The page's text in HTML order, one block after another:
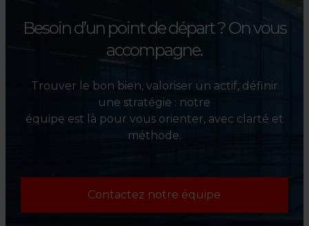
Besoin d’un point de départ ?On vous
accompagne.
Trouver le bon bien, valoriser un actif, définir
une stratégie : notre
équipe est là pour vous orienter, avec clarté et
méthode.
Contactez notre équipe